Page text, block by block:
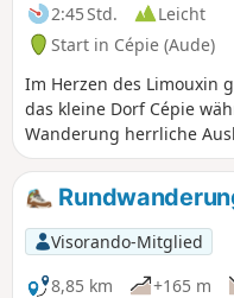
2:45 Std.
Leicht
Start in Cépie (Aude)
Im Herzen des Limouxin
das kleine Dorf Cépie
Wanderung herrliche
Aude.
Visorando-Mitglied
8,85 km
+165 m